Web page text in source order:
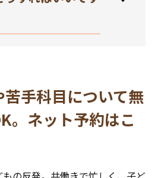
手科目について無
。ネット予約はこ